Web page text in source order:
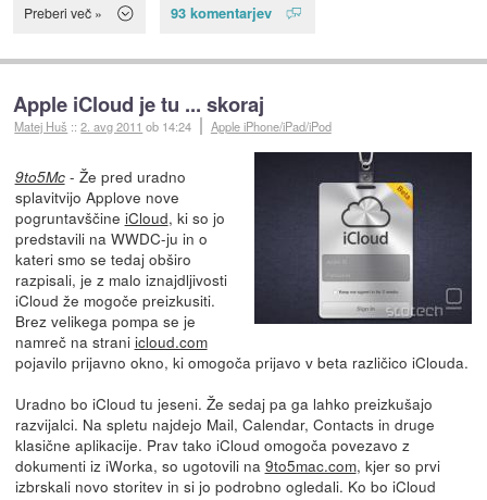
Preberi več » 93 komentarjev
Apple iCloud je tu ... skoraj
Matej Huš ::2. avg 2011 ob 14:24 Apple iPhone/iPad/iPod
9to5Mc- Že pred uradno
splavitvijo Applove nove
pogruntavščine iCloud, ki so jo
predstavili na WWDC-ju in o
kateri smo se tedaj obširo
razpisali, je z malo iznajdljivosti
iCloud že mogoče preizkusiti.
Brez velikega pompa se je
namreč na strani icloud.com
pojavilo prijavno okno, ki omogoča prijavo v beta različico iClouda.
Uradno bo iCloud tu jeseni. Že sedaj pa ga lahko preizkušajo
razvijalci. Na spletu najdejo Mail, Calendar, Contacts in druge
klasične aplikacije. Prav tako iCloud omogoča povezavo z
dokumenti iz iWorka, so ugotovili na 9to5mac.com, kjer so prvi
izbrskali novo storitev in si jo podrobno ogledali. Ko bo iCloud